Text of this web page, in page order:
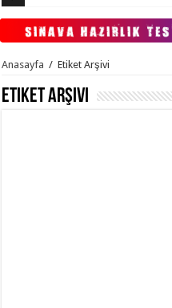
Anasayfa / Etiket Arşivi
Etiket Arşivi